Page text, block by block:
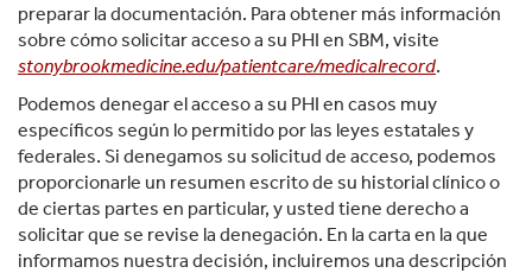
preparar la documentación. Para obtener más información
sobre cómo solicitar acceso a su PHI en SBM, visite
stonybrookmedicine.edu/patientcare/medicalrecord.
Podemos denegar el acceso a su PHI en casos muy
específicos según lo permitido por las leyes estatales y
federales. Si denegamos su solicitud de acceso, podemos
proporcionarle un resumen escrito de su historial clínico o
de ciertas partes en particular, y usted tiene derecho a
solicitar que se revise la denegación. En la carta en la que
informamos nuestra decisión, incluiremos una descripción